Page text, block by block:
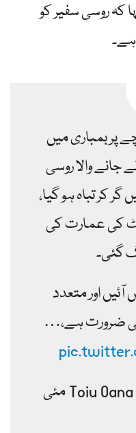
کہ روسی سفیر کو
پر بمباری میں
جانے والا روسی
گر کر تباہ ہو گیا،
کی عمارت کی
گئی۔
آئیں اور متعدد
کی ضرورت ہے،…
— Toiu Oana (@oana_toiu) 29 مئی